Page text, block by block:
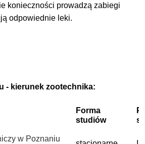
konieczności prowadzą zabiegi
odpowiednie leki.
- kierunek zootechnika:
Forma
studiów
w Poznaniu